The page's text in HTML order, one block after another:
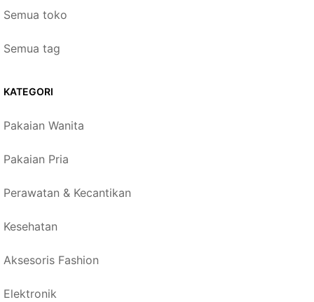
Semua toko
Semua tag
KATEGORI
Pakaian Wanita
Pakaian Pria
Perawatan & Kecantikan
Kesehatan
Aksesoris Fashion
Elektronik